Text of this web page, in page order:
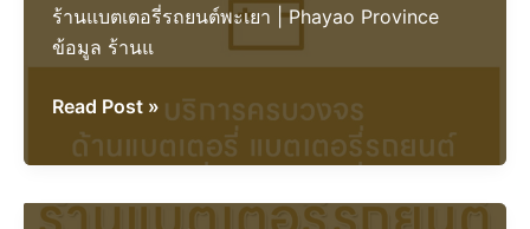
ร้านแบตเตอรี่รถยนต์พะเยา | Phayao Province
ข้อมูล ร้านแ
ร้าน
แบตเตอรี่
รถยนต์
Read Post »